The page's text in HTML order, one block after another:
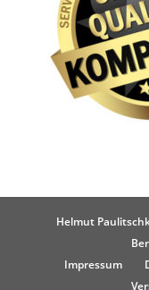
Helmut
Impressum